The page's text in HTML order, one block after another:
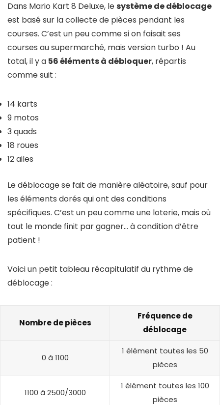
Dans Mario Kart 8 Deluxe, lesystème de déblocage
est basé sur la collecte de pièces pendant les
courses. C’est un peu comme si on faisait ses
courses au supermarché, mais version turbo ! Au
total, il y a 56 éléments à débloquer, répartis
comme suit :
14 karts
9 motos
3 quads
18 roues
12 ailes
Le déblocage se fait de manière aléatoire, sauf pour
les éléments dorés qui ont des conditions
spécifiques. C’est un peu comme une loterie, mais où
tout le monde finit par gagner… à condition d’être
patient !
Voici un petit tableau récapitulatif du rythme de
déblocage :
Nombre de pièces
Fréquence de
déblocage
0 à 1100
1 élément toutes les 50
pièces
1100 à 2500/3000
1 élément toutes les 100
pièces